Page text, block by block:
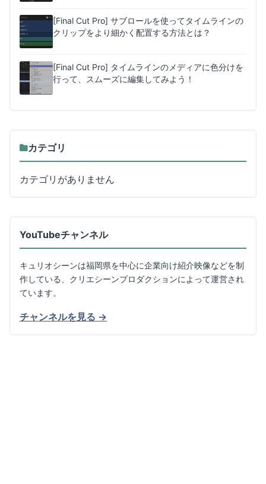
[Final Cut Pro] サブロールを使ってタイムラインの
クリップをより細かく配置する方法とは？
[Final Cut Pro] タイムラインのメディアに色分けを
行って、スムーズに編集してみよう！
カテゴリ
カテゴリがありません
YouTubeチャンネル
キュリオシーンは福岡県を中心に企業向け紹介映像などを制
作している、クリエシーンプロダクションによって運営され
ています。
チャンネルを見る →